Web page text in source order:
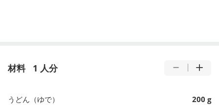
材料 1 人分
うどん（ゆで）
200 g